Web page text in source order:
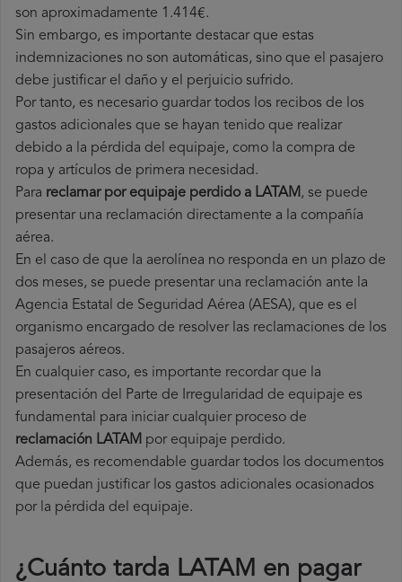
son aproximadamente 1.414€.
Sin embargo, es importante destacar que estas
indemnizaciones no son automáticas, sino que el pasajero
debe justificar el daño y el perjuicio sufrido.
Por tanto, es necesario guardar todos los recibos de los
gastos adicionales que se hayan tenido que realizar
debido a la pérdida del equipaje, como la compra de
ropa y artículos de primera necesidad.
Para reclamar por equipaje perdido a LATAM, se puede
presentar una reclamación directamente a la compañía
aérea.
En el caso de que la aerolínea no responda en un plazo de
dos meses, se puede presentar una reclamación ante la
Agencia Estatal de Seguridad Aérea (AESA), que es el
organismo encargado de resolver las reclamaciones de los
pasajeros aéreos.
En cualquier caso, es importante recordar que la
presentación del Parte de Irregularidad de equipaje es
fundamental para iniciar cualquier proceso de
reclamación LATAM por equipaje perdido.
Además, es recomendable guardar todos los documentos
que puedan justificar los gastos adicionales ocasionados
por la pérdida del equipaje.
¿Cuánto tarda LATAM en pagar